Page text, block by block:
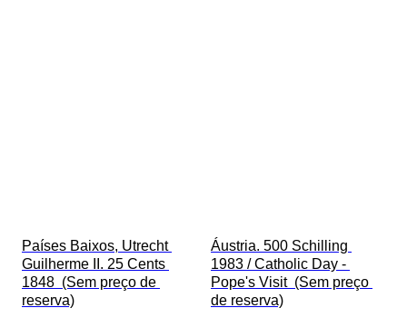
Países Baixos, Utrecht
Guilherme II. 25 Cents
1848  (Sem preço de
reserva)
Áustria. 500 Schilling
1983 / Catholic Day -
Pope's Visit  (Sem preço
de reserva)